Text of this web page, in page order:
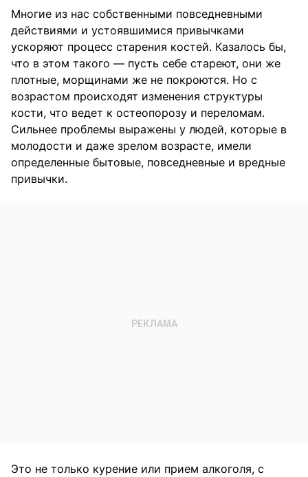
Многие из нас собственными повседневными
действиями и устоявшимися привычками
ускоряют процесс старения костей. Казалось бы,
что в этом такого — пусть себе стареют, они же
плотные, морщинами же не покроются. Но с
возрастом происходят изменения структуры
кости, что ведет к остеопорозу и переломам.
Сильнее проблемы выражены у людей, которые в
молодости и даже зрелом возрасте, имели
определенные бытовые, повседневные и вредные
привычки.
Это не только курение или прием алкоголя, с